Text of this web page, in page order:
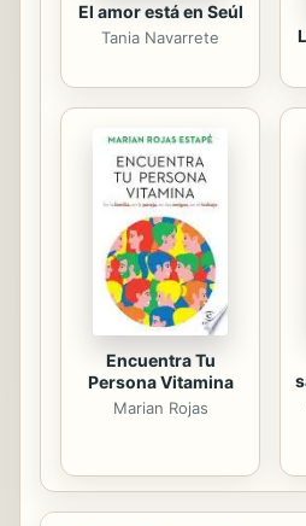
El amor está en Seúl
Tania Navarrete
Encuentra Tu
Persona Vitamina
Marian Rojas